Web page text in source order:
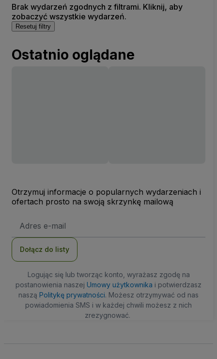
Brak wydarzeń zgodnych z filtrami. Kliknij, aby
zobaczyć wszystkie wydarzeń.
Resetuj filtry
Ostatnio oglądane
Otrzymuj informacje o popularnych wydarzeniach i
ofertach prosto na swoją skrzynkę mailową
e-
Dołącz do listy
Logując się lub tworząc konto, wyrażasz zgodę na
postanowienia naszej Umowy użytkownika i potwierdzasz
naszą Politykę prywatności. Możesz otrzymywać od nas
powiadomienia SMS i w każdej chwili możesz z nich
zrezygnować.